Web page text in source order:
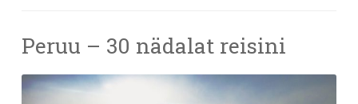
Peruu – 30 nädalat reisini